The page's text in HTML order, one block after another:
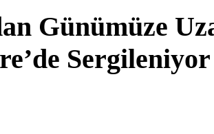
Günümüze
Sergileniyor